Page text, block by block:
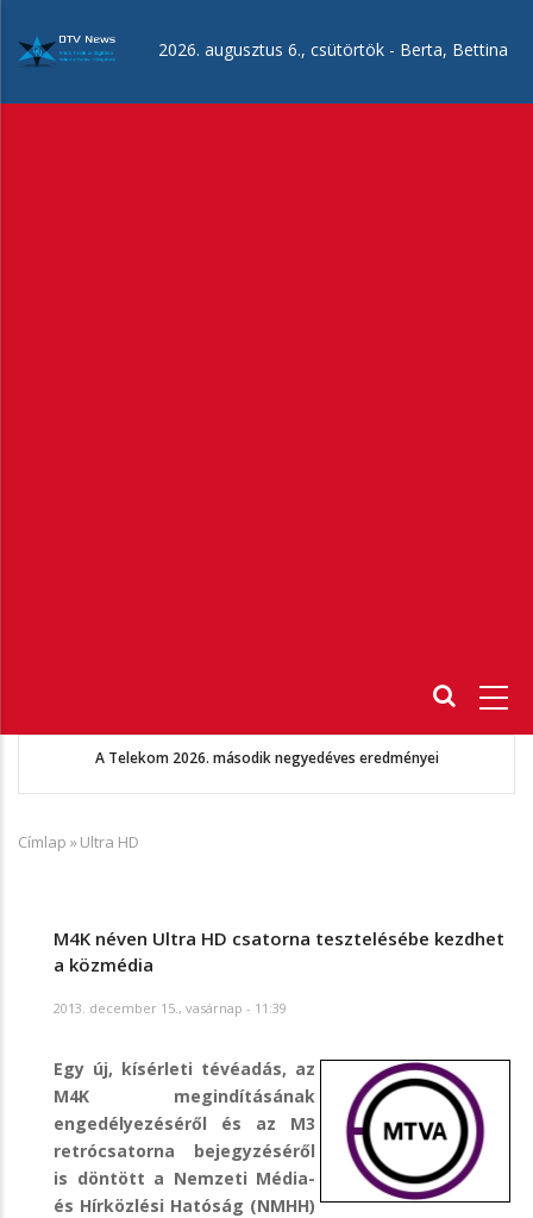
tartalomra
2026. augusztus 6., csütörtök - Berta, Bettina
A Telekom 2026. második negyedéves eredményei
Morzsa
Címlap »Ultra HD
M4K néven Ultra HD csatorna tesztelésébe kezdhet
a közmédia
2013. december 15., vasárnap - 11:39
Egy új, kísérleti tévéadás, az
M4K megindításának
engedélyezéséről és az M3
retrócsatorna bejegyzéséről
is döntött a Nemzeti Média-
és Hírközlési Hatóság (NMHH)